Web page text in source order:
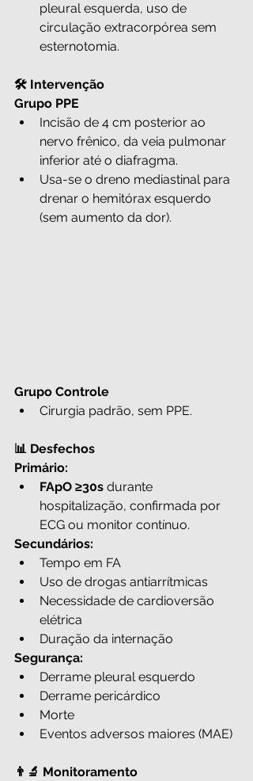
pleural esquerda, uso de
circulação extracorpórea sem
esternotomia.
🛠️ Intervenção
Grupo PPE
Incisão de 4 cm posterior ao
nervo frênico, da veia pulmonar
inferior até o diafragma.
Usa-se o dreno mediastinal para
drenar o hemitórax esquerdo
(sem aumento da dor).
Grupo Controle
Cirurgia padrão, sem PPE.
📊 Desfechos
Primário:
FApO ≥30s durante
hospitalização, confirmada por
ECG ou monitor contínuo.
Secundários:
Tempo em FA
Uso de drogas antiarrítmicas
Necessidade de cardioversão
elétrica
Duração da internação
Segurança:
Derrame pleural esquerdo
Derrame pericárdico
Morte
Eventos adversos maiores (MAE)
👨‍🔬 Monitoramento